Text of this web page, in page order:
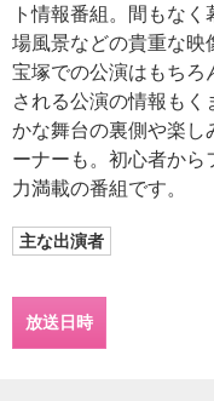
ト情報番組。間もな
場風景などの貴重な映
宝塚での公演はもちろ
される公演の情報も
かな舞台の裏側や楽し
ーナーも。初心者か
力満載の番組です。
主な出演者
放送日時